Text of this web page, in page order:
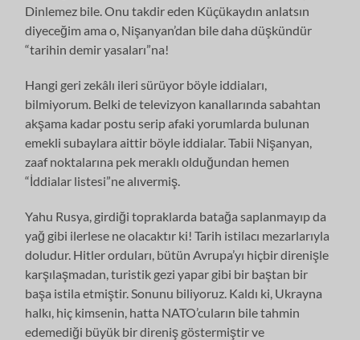
Dinlemez bile. Onu takdir eden Küçükaydın anlatsın
diyeceğim ama o, Nişanyan’dan bile daha düşkündür
“tarihin demir yasaları”na!
Hangi geri zekâlı ileri sürüyor böyle iddiaları,
bilmiyorum. Belki de televizyon kanallarında sabahtan
akşama kadar postu serip afaki yorumlarda bulunan
emekli subaylara aittir böyle iddialar. Tabii Nişanyan,
zaaf noktalarına pek meraklı olduğundan hemen
“İddialar listesi”ne alıvermiş.
Yahu Rusya, girdiği topraklarda batağa saplanmayıp da
yağ gibi ilerlese ne olacaktır ki! Tarih istilacı mezarlarıyla
doludur. Hitler orduları, bütün Avrupa’yı hiçbir direnişle
karşılaşmadan, turistik gezi yapar gibi bir baştan bir
başa istila etmiştir. Sonunu biliyoruz. Kaldı ki, Ukrayna
halkı, hiç kimsenin, hatta NATO’cuların bile tahmin
edemediği büyük bir direniş göstermiştir ve